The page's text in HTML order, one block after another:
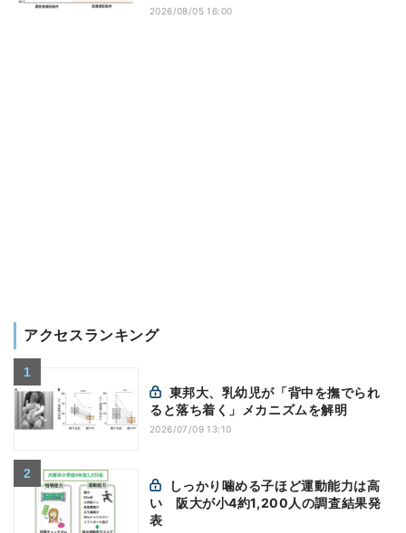
2026/08/05 16:00
アクセスランキング
ると落ち着く」メカニズムを解明
2026/07/09 13:10
い 阪大が小4約1,200人の調査結果発
表